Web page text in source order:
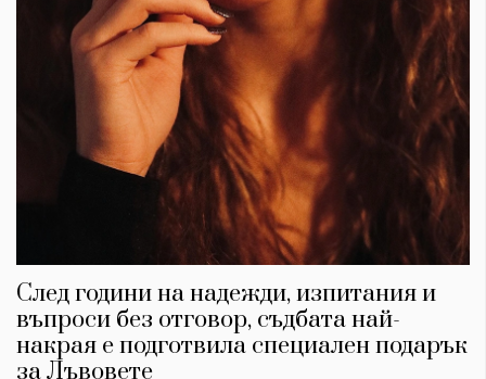
След години на надежди, изпитания и
въпроси без отговор, съдбата най-
накрая е подготвила специален подарък
за Лъвовете